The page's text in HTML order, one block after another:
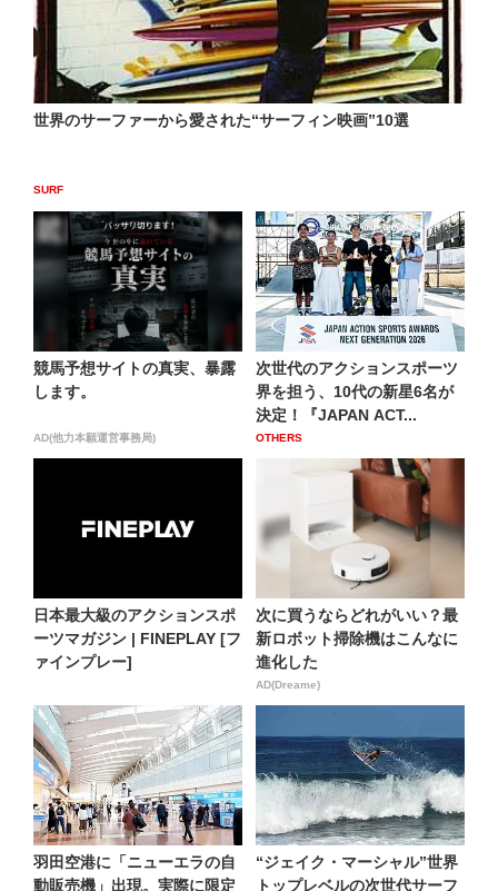
世界のサーファーから愛された“サーフィン映画”10選
SURF
競馬予想サイトの真実、暴露
します。
AD(他力本願運営事務局)
次世代のアクションスポーツ
界を担う、10代の新星6名が
決定！『JAPAN ACT...
OTHERS
日本最大級のアクションスポ
ーツマガジン | FINEPLAY [フ
ァインプレー]
次に買うならどれがいい？最
新ロボット掃除機はこんなに
進化した
AD(Dreame)
羽田空港に「ニューエラの自
動販売機」出現。実際に限定
“ジェイク・マーシャル”世界
トップレベルの次世代サーフ